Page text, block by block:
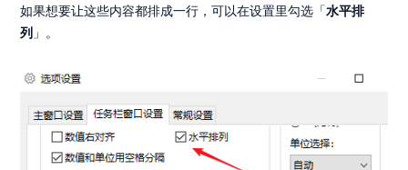
如果想要让这些内容都排成一行，可以在设置里勾选「水平排
列 」。